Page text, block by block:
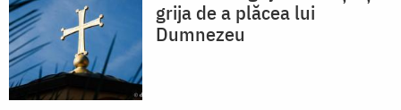
grija de a plăcea lui
Dumnezeu